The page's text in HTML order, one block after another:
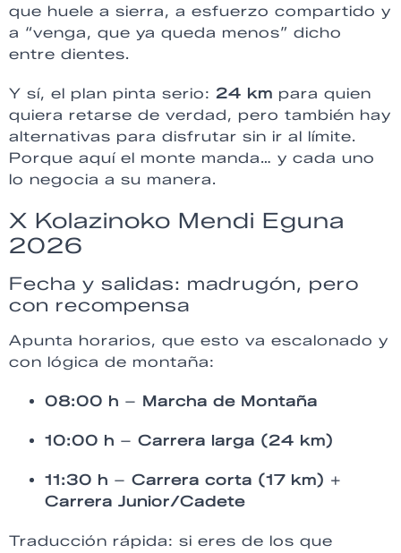
que huele a sierra, a esfuerzo compartido y
a “venga, que ya queda menos” dicho
entre dientes.
Y sí, el plan pinta serio: 24 km para quien
quiera retarse de verdad, pero también hay
alternativas para disfrutar sin ir al límite.
Porque aquí el monte manda… y cada uno
lo negocia a su manera.
X Kolazinoko Mendi Eguna
2026
Fecha y salidas: madrugón, pero
con recompensa
Apunta horarios, que esto va escalonado y
con lógica de montaña:
08:00 h – Marcha de Montaña
10:00 h – Carrera larga (24 km)
11:30 h – Carrera corta (17 km) +
Carrera Junior/Cadete
Traducción rápida: si eres de los que